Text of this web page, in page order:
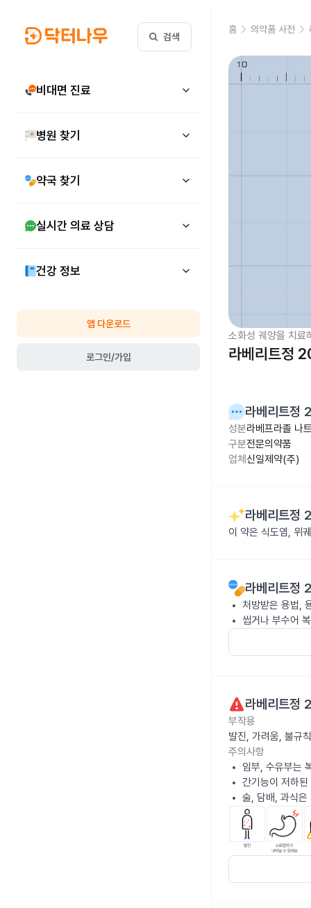
검색
비대면 진료
병원 찾기
약국 찾기
실시간 의료 상담
건강 정보
앱 다운로드
로그인/가입
홈 의약품 사전
소화성 궤양을 치료
라베리트정
라베리트정
성분라베프라졸 나
구분전문의약품
업체 신일제약(주)
라베리트정
이 약은 식도염, 위
라베리트정
처방받은 용법,
씹거나 부수어
라베리트정
부작용
발진, 가려움, 불규
주의사항
임부, 수유부는
간기능이 저하
술, 담배, 과식은